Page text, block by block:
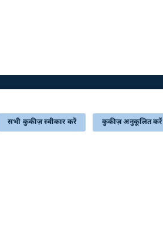
सभी कुकीज़ स्वीकार करें कुकीज़ अनुकूलित करें